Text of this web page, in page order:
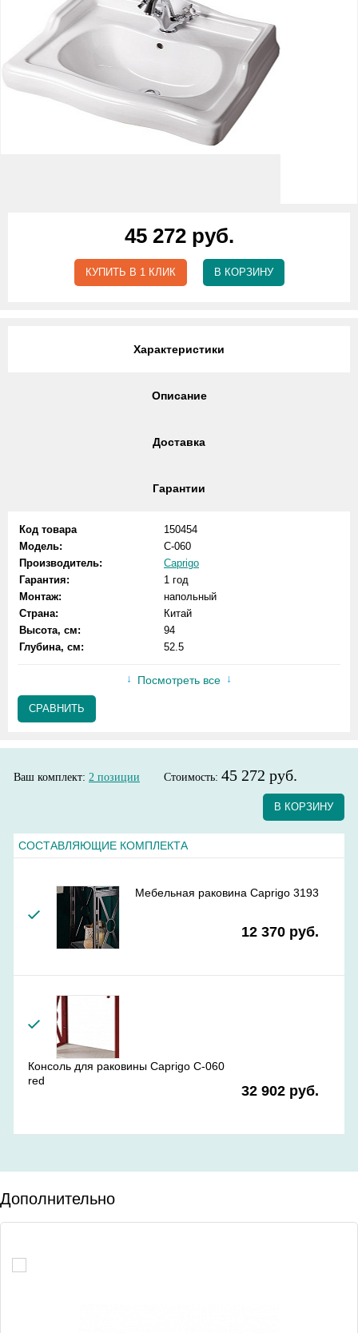
45 272 руб.
КУПИТЬ В 1 КЛИК В КОРЗИНУ
Характеристики
Описание
Доставка
Гарантии
Код товара
150454
Модель:
C-060
Производитель:
Caprigo
Гарантия:
1 год
Монтаж:
напольный
Страна:
Китай
Высота, см:
94
Глубина, см:
52.5
Посмотреть все
СРАВНИТЬ
Ваш комплект: 2 позиции Стоимость: 45 272 руб.
В КОРЗИНУ
СОСТАВЛЯЮЩИЕ КОМПЛЕКТА
Мебельная раковина Caprigo 3193
12 370 руб.
Консоль для раковины Caprigo C-060
red
32 902 руб.
Дополнительно